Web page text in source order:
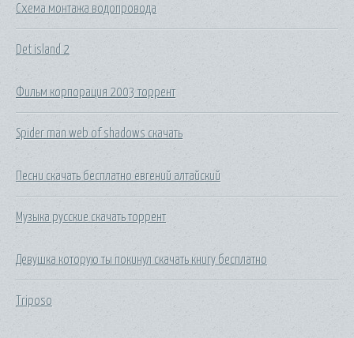
Схема монтажа водопровода
Det island 2
Фильм корпорация 2003 торрент
Spider man web of shadows скачать
Песни скачать бесплатно евгений алтайский
Музыка русские скачать торрент
Девушка которую ты покинул скачать книгу бесплатно
Triposo